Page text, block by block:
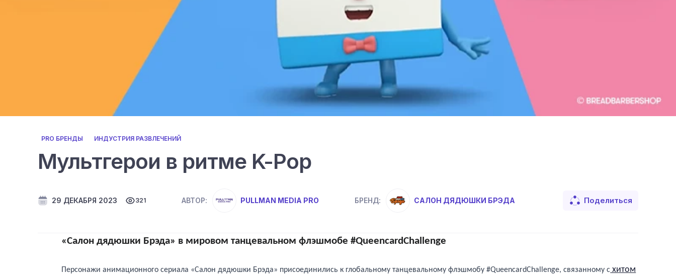
PRO БРЕНДЫ ИНДУСТРИЯ РАЗВЛЕЧЕНИЙ
Мультгерои в ритме K-Pop
29 ДЕКАБРЯ 2023 321 АВТОР: PULLMAN MEDIA PRO БРЕНД: САЛОН ДЯДЮШКИ БРЭДА Поделиться
«Салон дядюшки Брэда» в мировом танцевальном флэшмобе #QueencardChallenge
Персонажи анимационного сериала «Салон дядюшки Брэда» присоединились к глобальному танцевальному флэшмобу #QueencardChallenge, связанному с хитом